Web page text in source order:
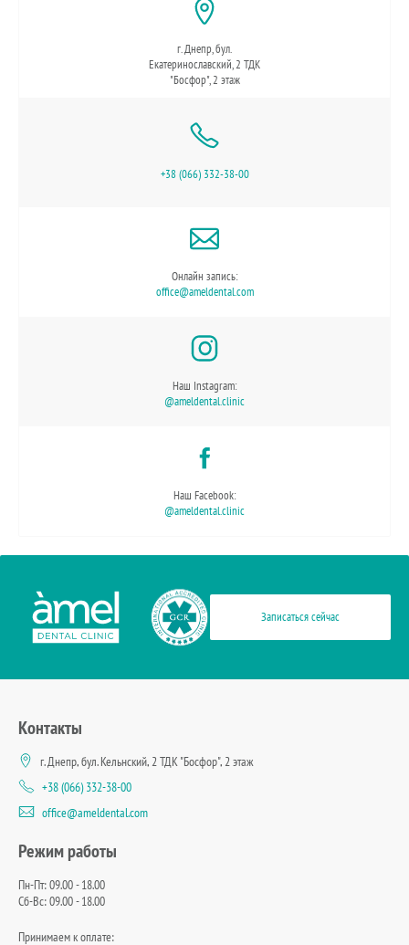
г. Днепр, бул.
Екатеринославский, 2 ТДК
"Босфор", 2 этаж
+38 (066) 332-38-00
Онлайн запись:
office@ameldental.com
Наш Instagram:
@ameldental.clinic
Наш Facebook:
@ameldental.clinic
Записаться сейчас
Контакты
г. Днепр, бул. Кельнский, 2 ТДК "Босфор", 2 этаж
+38 (066) 332-38-00
office@ameldental.com
Режим работы
Пн-Пт: 09.00 - 18.00
Сб-Вс: 09.00 - 18.00
Принимаем к оплате: